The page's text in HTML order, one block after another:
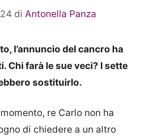
di Antonella Panza
l’annuncio del cancro ha
Chi farà le sue veci? I sette
sostituirlo.
re Carlo non ha
di chiedere a un altro